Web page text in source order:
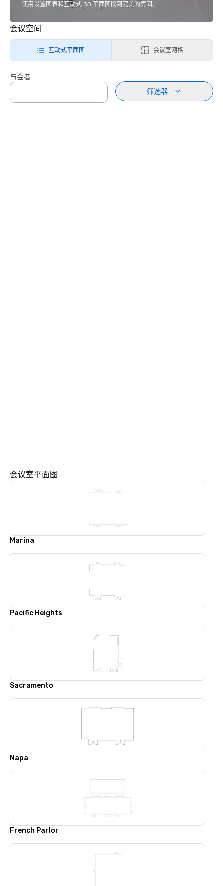
使用设置图表和互动式 3D 平面图找到完美的房间。
会议空间
互动式平面图 会议室网格
与会者
筛选器
会议室平面图
Marina
Pacific Heights
Sacramento
Napa
French Parlor